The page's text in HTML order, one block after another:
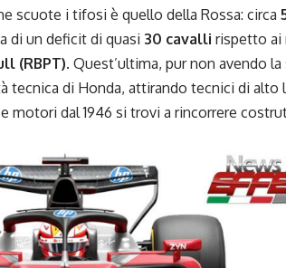
scuote i tifosi è quello della Rossa: circa
di un deficit di quasi 30 cavalli rispetto ai
(RBPT). Quest’ultima, pur non avendo
tecnica di Honda, attirando tecnici di alto
motori dal 1946 si trovi a rincorrere